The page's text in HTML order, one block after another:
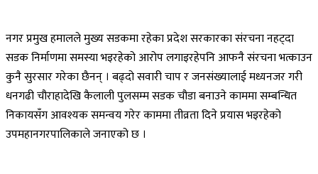
नगर प्रमुख हमालले मुख्य सडकमा रहेका प्रदेश सरकारका संरचना नहट्दा
सडक निर्माणमा समस्या भइरहेको आरोप लगाइरहेपनि आफनै संरचना भत्काउन
कुनै सुरसार गरेका छैनन् । बढ्दो सवारी चाप र जनसंख्यालाई मध्यनजर गरी
धनगढी चौराहादेखि कैलाली पुलसम्म सडक चौडा बनाउने काममा सम्बन्धित
निकायसँग आवश्यक समन्वय गरेर काममा तीव्रता दिने प्रयास भइरहेको
उपमहानगरपालिकाले जनाएको छ ।